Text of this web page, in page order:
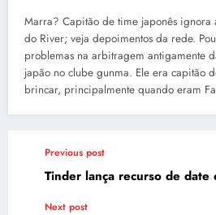
Marra? Capitão de time japonês
do River; veja depoimentos da rede.
problemas na arbitragem antigamente
japão no clube gunma. Ele era capitão
brincar, principalmente quando eram
Previous post
Tinder lança recurso de date
Next post